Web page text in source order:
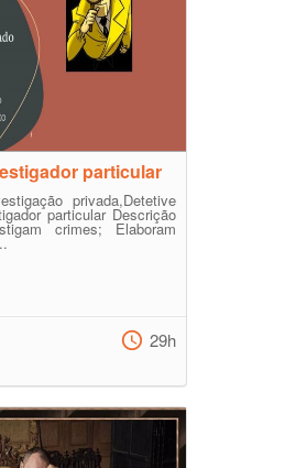
particular
privada,Detetive
particular Descrição
crimes; Elaboram
29h